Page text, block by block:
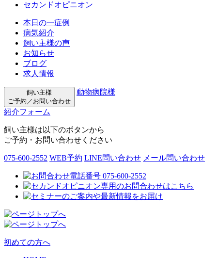
セカンドオピニオン
本日の一症例
病気紹介
飼い主様の声
お知らせ
ブログ
求人情報
飼い主様
ご予約／お問い合わせ
動物病院様
紹介フォーム
飼い主様は以下のボタンから
ご予約・お問い合わせください
075-600-2552 WEB予約 LINE問い合わせ メール問い合わせ
初めての方へ